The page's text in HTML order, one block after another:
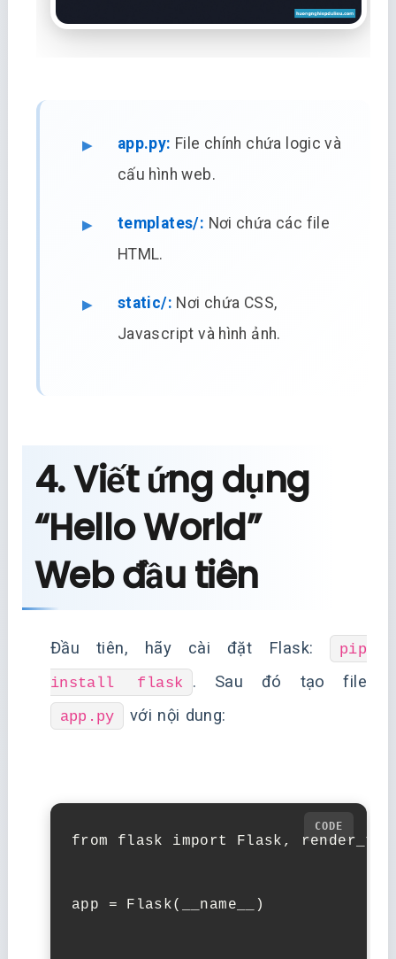
app.py: File chính chứa logic và
cấu hình web.
templates/: Nơi chứa các file
HTML.
static/: Nơi chứa CSS,
Javascript và hình ảnh.
4. Viết ứng dụng
“Hello World”
Web đầu tiên
Đầu tiên, hãy cài đặt Flask:
pip
install flask
. Sau đó tạo file
app.py với nội dung:
from flask import Flask ,
app = Flask( __name__ )